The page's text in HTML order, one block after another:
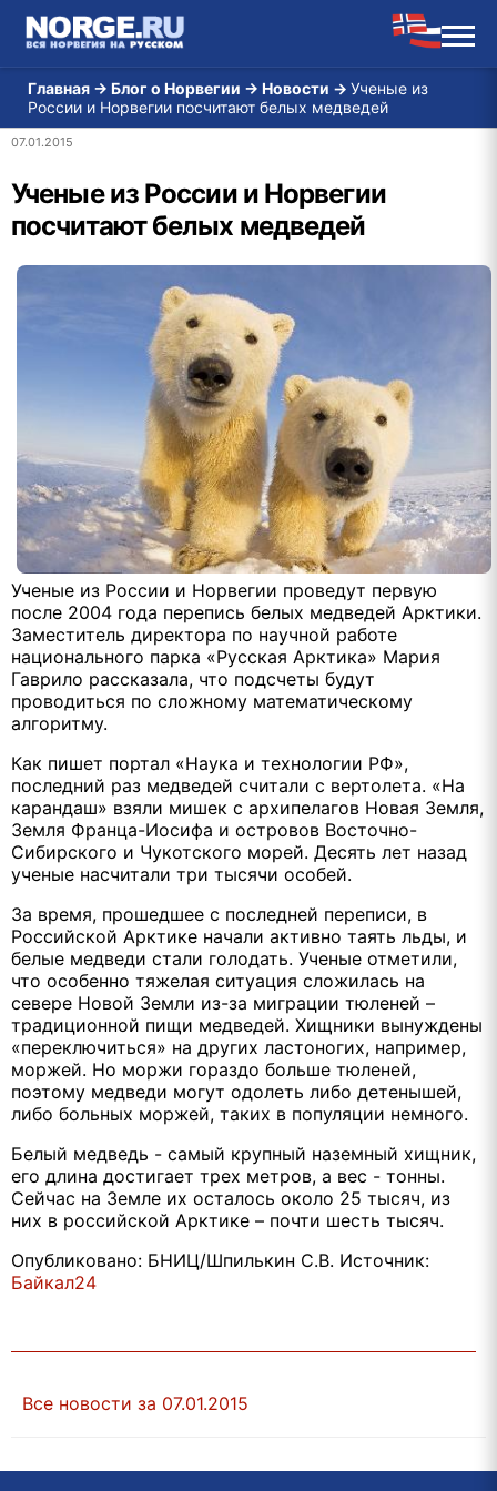
Главная → Блог о Норвегии → Новости → Ученые из
России и Норвегии посчитают белых медведей
07.01.2015
Ученые из России и Норвегии
посчитают белых медведей
Ученые из России и Норвегии проведут первую
после 2004 года перепись белых медведей Арктики.
Заместитель директора по научной работе
национального парка «Русская Арктика» Мария
Гаврило рассказала, что подсчеты будут
проводиться по сложному математическому
алгоритму.
Как пишет портал «Наука и технологии РФ»,
последний раз медведей считали с вертолета. «На
карандаш» взяли мишек с архипелагов Новая Земля,
Земля Франца-Иосифа и островов Восточно-
Сибирского и Чукотского морей. Десять лет назад
ученые насчитали три тысячи особей.
За время, прошедшее с последней переписи, в
Российской Арктике начали активно таять льды, и
белые медведи стали голодать. Ученые отметили,
что особенно тяжелая ситуация сложилась на
севере Новой Земли из-за миграции тюленей –
традиционной пищи медведей. Хищники вынуждены
«переключиться» на других ластоногих, например,
моржей. Но моржи гораздо больше тюленей,
поэтому медведи могут одолеть либо детенышей,
либо больных моржей, таких в популяции немного.
Белый медведь - самый крупный наземный хищник,
его длина достигает трех метров, а вес - тонны.
Сейчас на Земле их осталось около 25 тысяч, из
них в российской Арктике – почти шесть тысяч.
Опубликовано: БНИЦ/Шпилькин С.В. Источник:
Байкал24
Все новости за 07.01.2015